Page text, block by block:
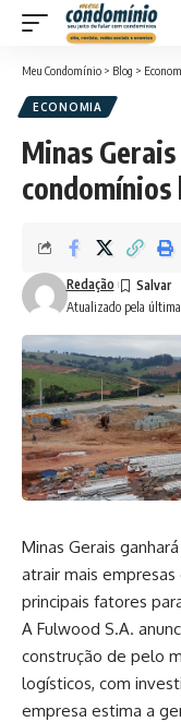
Meu Condomínio > Blog >
ECONOMIA
Minas
Atualizado pela
Redação
Minas Gerais
atrair mais
principais fatores
A Fulwood S.A.
construção de pelo
logísticos, com
empresa estima a